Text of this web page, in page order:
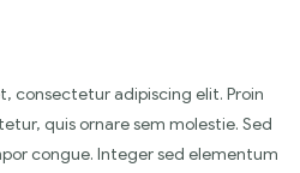
consectetur adipiscing elit. Proin
quis ornare sem molestie. Sed
congue. Integer sed elementum